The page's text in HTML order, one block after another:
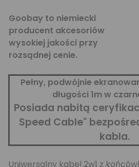
Goobay to niemiecki
producent akcesoriów
wysokiej jakości przy
rozsądnej cenie.
Pełny, podwójnie
długości 1m w
Posiada nabitą
Speed Cable"
kabla.
Uniwersalny kabel 2w1 z